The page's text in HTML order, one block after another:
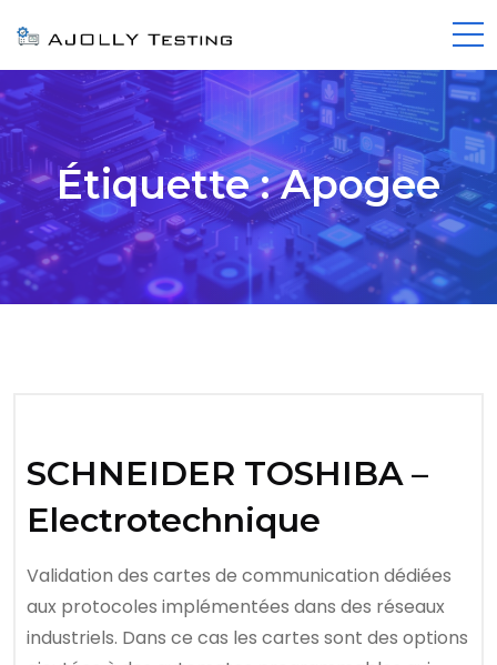
Étiquette :Apogee
SCHNEIDER TOSHIBA –
Electrotechnique
Validation des cartes de communication dédiées
aux protocoles implémentées dans des réseaux
industriels. Dans ce cas les cartes sont des options